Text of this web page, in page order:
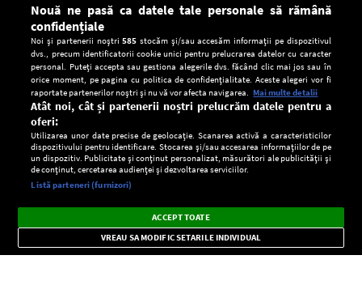
CONFIDENŢIALITATE
Setări:
Dark
Mode
Radio live, podcasturi, știri și alerte
importante.
×
Nouă ne pasă ca datele tale personale să rămână
confidențiale
Noi și partenerii noștri585 stocăm și/sau accesăm informații pe dispozitivul
dvs., precum identificatorii cookie unici pentru prelucrarea datelor cu caracter
personal. Puteți accepta sau gestiona alegerile dvs. făcând clic mai jos sau în
orice moment, pe pagina cu politica de confidențialitate. Aceste alegeri vor fi
raportate partenerilor noștri și nu vă vor afecta navigarea. Mai multe detalii
Atât noi, cât și partenerii noștri prelucrăm datele pentru a
oferi:
Utilizarea unor date precise de geolocație. Scanarea activă a caracteristicilor
dispozitivului pentru identificare. Stocarea și/sau accesarea informațiilor de pe
un dispozitiv. Publicitate și conținut personalizat, măsurători ale publicității și
de conținut, cercetarea audienței și dezvoltarea serviciilor.
Listă parteneri (furnizori)
ACCEPT TOATE
VREAU SA MODIFIC SETARILE INDIVIDUAL